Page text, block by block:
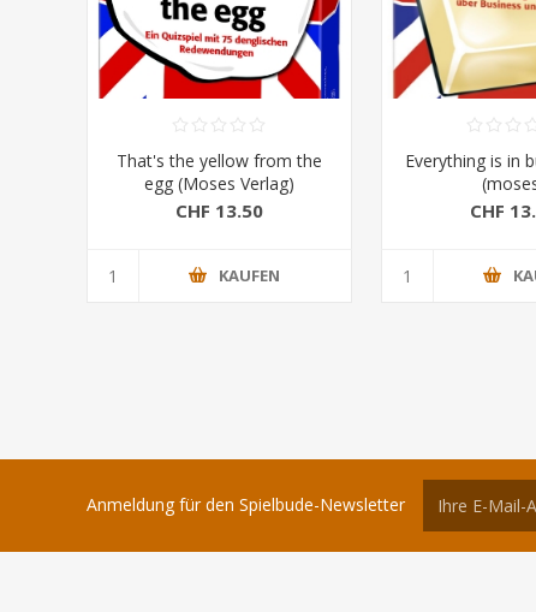
That's the yellow from the
egg (Moses Verlag)
CHF 13.50
KAUFEN
Everything is in
CHF
Anmeldung für den Spielbude-Newsletter